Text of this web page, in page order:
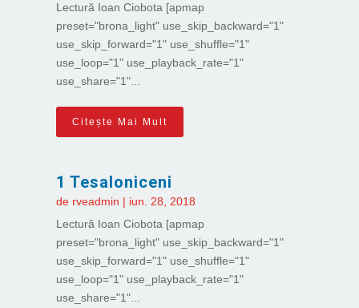
Lectură Ioan Ciobota [apmap
preset="brona_light" use_skip_backward="1"
use_skip_forward="1" use_shuffle="1"
use_loop="1" use_playback_rate="1"
use_share="1"...
Citește Mai Mult
1 Tesaloniceni
de rveadmin | iun. 28, 2018
Lectură Ioan Ciobota [apmap
preset="brona_light" use_skip_backward="1"
use_skip_forward="1" use_shuffle="1"
use_loop="1" use_playback_rate="1"
use_share="1"...